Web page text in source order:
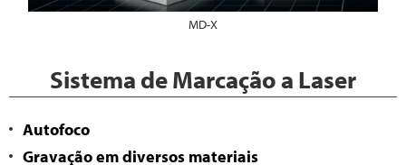
MD-X
Sistema de Marcação a Laser
Autofoco
Gravação em diversos materiais